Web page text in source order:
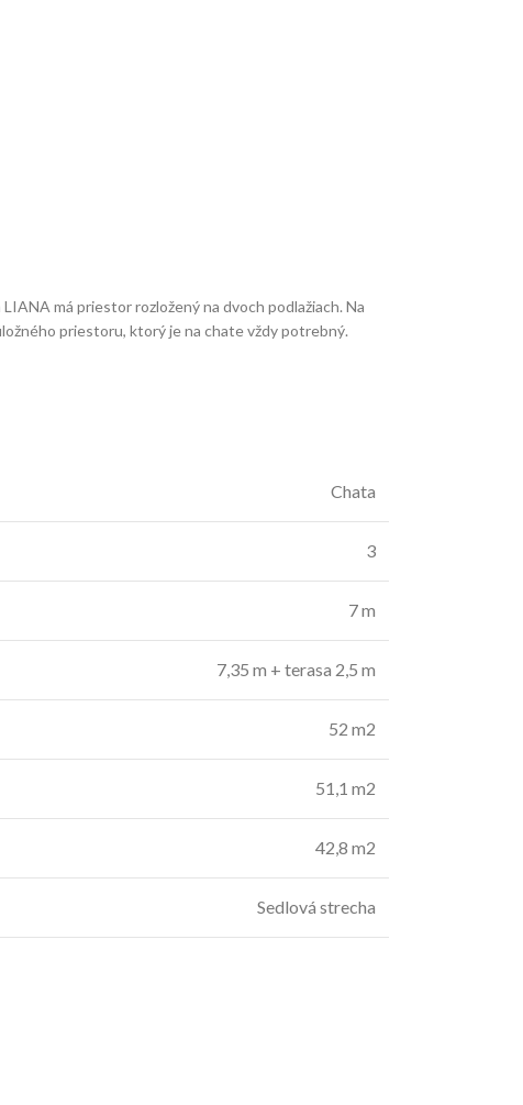
má priestor rozložený na dvoch podlažiach. Na
priestoru, ktorý je na chate vždy potrebný.
Chata
3
7 m
7,35 m + terasa 2,5 m
52 m2
51,1 m2
42,8 m2
Sedlová strecha